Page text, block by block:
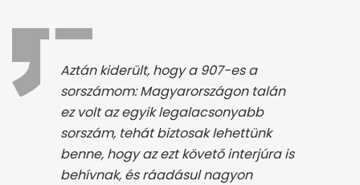
Aztán kiderült, hogy a 907-es a
sorszámom: Magyarországon talán
ez volt az egyik legalacsonyabb
sorszám, tehát biztosak lehettünk
benne, hogy az ezt követő interjúra is
behívnak, és ráadásul nagyon